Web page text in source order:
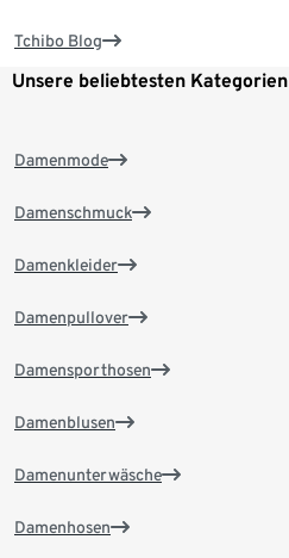
Tchibo Blog
Unsere beliebtesten Kategorien
Damenmode
Damenschmuck
Damenkleider
Damenpullover
Damensporthosen
Damenblusen
Damenunterwäsche
Damenhosen